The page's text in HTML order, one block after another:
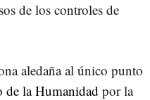
de los controles de
aledaña al único punto
de la Humanidad por la